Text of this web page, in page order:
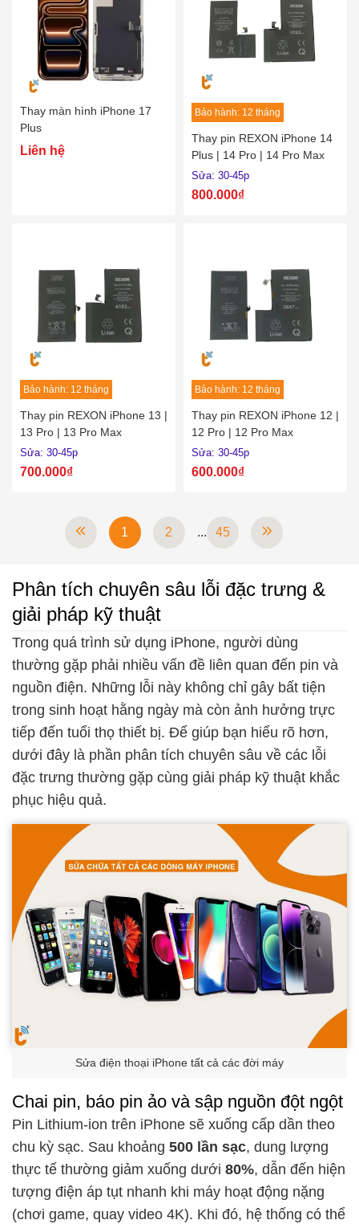
Thay màn hình iPhone 17
Plus
Liên hệ
Bảo hành: 12 tháng
Thay pin REXON iPhone 14
Plus | 14 Pro | 14 Pro Max
Sửa: 30-45p
800.000₫
Bảo hành: 12 tháng
Thay pin REXON iPhone 13 |
13 Pro | 13 Pro Max
Sửa: 30-45p
700.000₫
Bảo hành: 12 tháng
Thay pin REXON iPhone 12 |
12 Pro | 12 Pro Max
Sửa: 30-45p
600.000₫
1 2 ... 45
Phân tích chuyên sâu lỗi đặc trưng &
giải pháp kỹ thuật
Trong quá trình sử dụng iPhone, người dùng
thường gặp phải nhiều vấn đề liên quan đến pin và
nguồn điện. Những lỗi này không chỉ gây bất tiện
trong sinh hoạt hằng ngày mà còn ảnh hưởng trực
tiếp đến tuổi thọ thiết bị. Để giúp bạn hiểu rõ hơn,
dưới đây là phần phân tích chuyên sâu về các lỗi
đặc trưng thường gặp cùng giải pháp kỹ thuật khắc
phục hiệu quả.
Sửa điện thoại iPhone tất cả các đời máy
Chai pin, báo pin ảo và sập nguồn đột ngột
Pin Lithium-ion trên iPhone sẽ xuống cấp dần theo
chu kỳ sạc. Sau khoảng 500 lần sạc, dung lượng
thực tế thường giảm xuống dưới 80%, dẫn đến hiện
tượng điện áp tụt nhanh khi máy hoạt động nặng
(chơi game, quay video 4K). Khi đó, hệ thống có thể